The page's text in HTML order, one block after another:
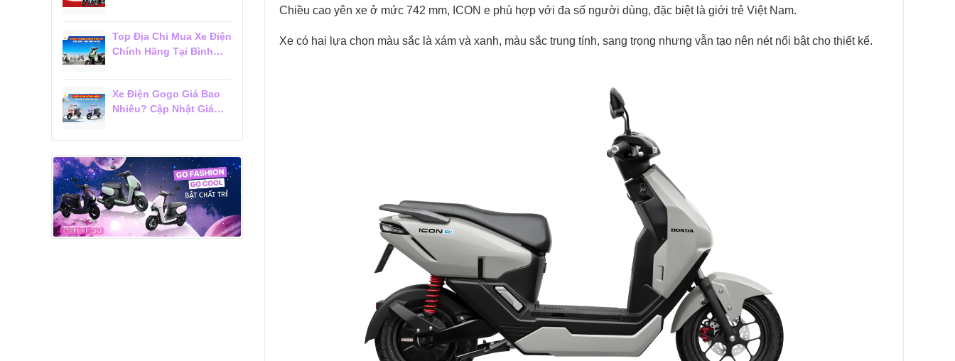
Chiều cao yên xe ở mức 742 mm, ICON e phù hợp với đa số người dùng, đặc biệt là giới trẻ Việt Nam.
Xe có hai lựa chọn màu sắc là xám và xanh, màu sắc trung tính, sang trọng nhưng vẫn tạo nên nét nổi bật cho thiết kế.
Top Địa Chỉ Mua Xe Điện
Chính Hãng Tại Bình
Xe Điện Gogo Giá Bao
Nhiêu? Cập Nhật Giá